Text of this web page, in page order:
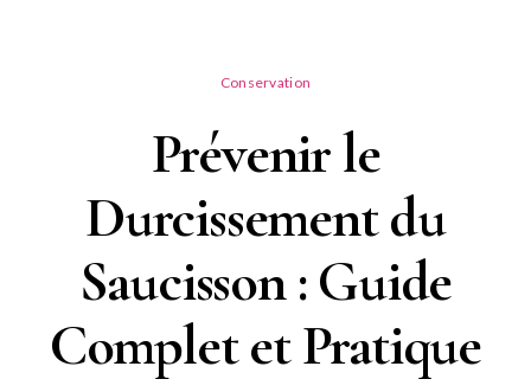
Conservation
Prévenir le
Durcissement du
Saucisson : Guide
Complet et Pratique